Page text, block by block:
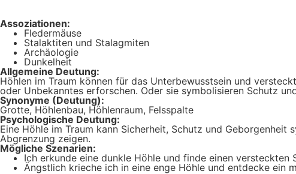
Assoziationen:
Fledermäuse
Stalaktiten und Stalagmiten
Archäologie
Dunkelheit
Allgemeine Deutung:
Höhlen im Traum können für das Unterbewusstsein und
oder Unbekanntes erforschen. Oder sie symbolisieren Schutz
Synonyme (Deutung):
Grotte, Höhlenbau, Höhlenraum, Felsspalte
Psychologische Deutung:
Eine Höhle im Traum kann Sicherheit, Schutz und
Abgrenzung zeigen.
Mögliche Szenarien:
Ich erkunde eine dunkle Höhle und finde einen versteckten
Ängstlich krieche ich in eine enge Höhle und entdecke ein